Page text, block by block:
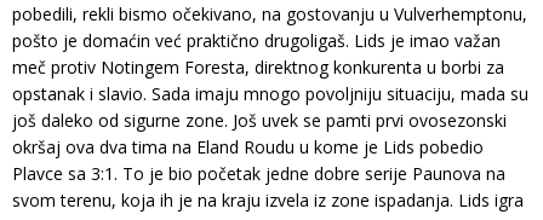
pobedili, rekli bismo očekivano, na gostovanju u Vulverhemptonu,
pošto je domaćin već praktično drugoligaš. Lids je imao važan
meč protiv Notingem Foresta, direktnog konkurenta u borbi za
opstanak i slavio. Sada imaju mnogo povoljniju situaciju, mada su
još daleko od sigurne zone. Još uvek se pamti prvi ovosezonski
okršaj ova dva tima na Eland Roudu u kome je Lids pobedio
Plavce sa 3:1. To je bio početak jedne dobre serije Paunova na
svom terenu, koja ih je na kraju izvela iz zone ispadanja. Lids igra